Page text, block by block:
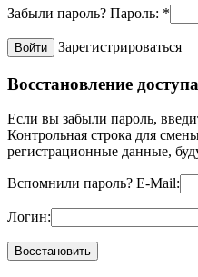
Забыли пароль? Пароль: *
Зарегистрироваться
Восстановление доступа
Если вы забыли пароль,
Контрольная строка для
регистрационные данные,
Вспомнили пароль? E-Mail:
Логин: